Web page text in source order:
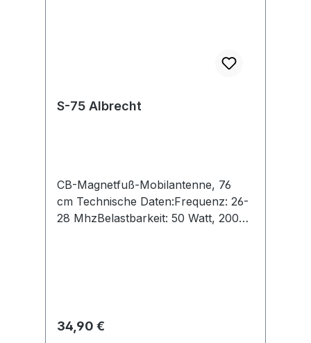
S-75 Albrecht
CB-Magnetfuß-Mobilantenne, 76
cm Technische Daten:​Frequenz: 26-
28 MhzBelastbarkeit: 50 Watt, 200W
Magnetfuß Ø 127 mmKabel: 4m
RG58 mit PL-Stecker
Regulärer Preis:
34,90 €